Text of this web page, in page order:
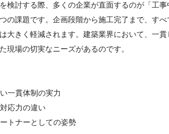
検討する際、多くの企業が直面するのが「工
の課題です。企画段階から施工完了まで、す
大きく軽減されます。建築業界において、一
現場の切実なニーズがあるのです。
一貫体制の実力
応力の違い
トナーとしての姿勢